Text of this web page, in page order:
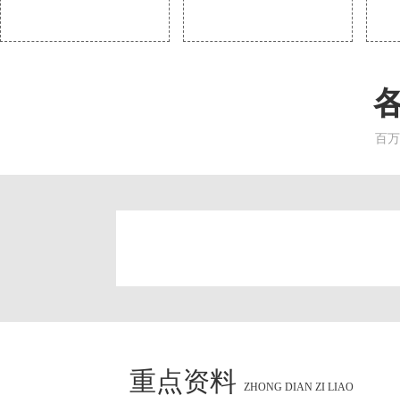
百
重点资料 ZHONG DIAN ZI LIAO